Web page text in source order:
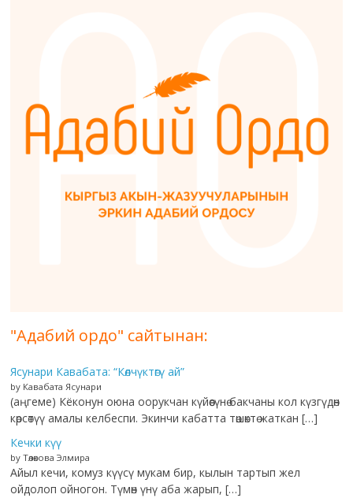
"Адабий ордо" сайтынан:
Ясунари Кавабата: “Көлчүктөгү ай”
by Кавабата Ясунари
(аңгеме) Кёконун оюна оорукчан күйөөсүнө бакчаны кол күзгүдөн
көрсөтүү амалы келбеспи. Экинчи кабатта төшөктө жаткан […]
Кечки күү
by Төлөкова Элмира
Айыл кечи, комуз күүсү мукам бир, кылын тартып жел
ойдолоп ойногон. Түмөн үнү аба жарып, […]